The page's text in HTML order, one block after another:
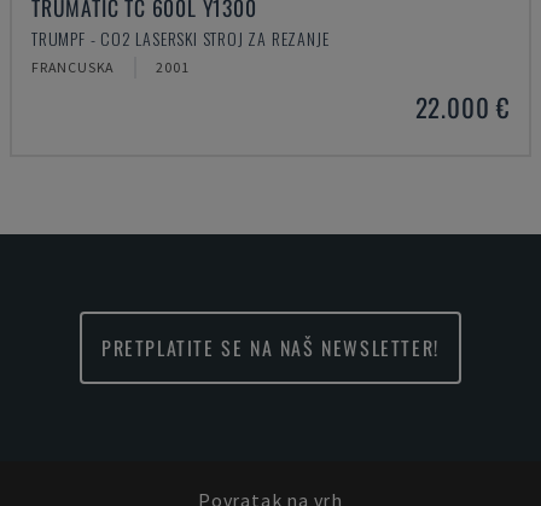
TRUMATIC TC 600L Y1300
TRUMPF - CO2 LASERSKI STROJ ZA REZANJE
FRANCUSKA 2001
22.000 €
PRETPLATITE SE NA NAŠ NEWSLETTER!
Povratak na vrh